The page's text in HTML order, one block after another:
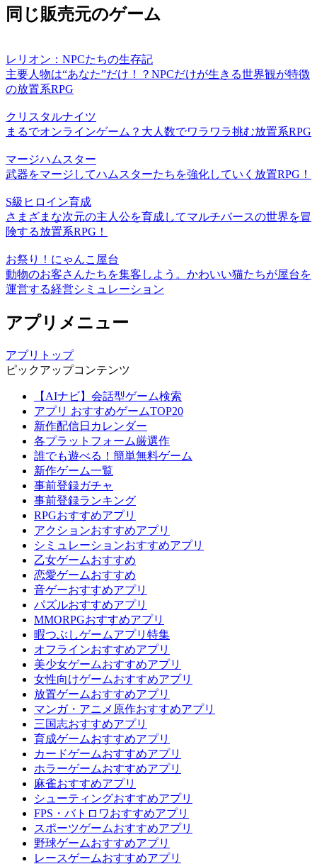
同じ販売元のゲーム
レリオン：NPCたちの生存記
主要人物は“あなた”だけ！？NPCだけが生きる世界観が特徴
の放置系RPG
クリスタルナイツ
まるでオンラインゲーム？大人数でワラワラ挑む放置系RPG
マージハムスター
武器をマージしてハムスターたちを強化していく放置RPG！
S級ヒロイン育成
さまざまな次元の主人公を育成してマルチバースの世界を冒
険する放置系RPG！
お祭り！にゃんこ屋台
動物のお客さんたちを集客しよう。かわいい猫たちが屋台を
運営する経営シミュレーション
アプリメニュー
アプリトップ
ピックアップコンテンツ
【AIナビ】会話型ゲーム検索
アプリ おすすめゲームTOP20
新作配信日カレンダー
各プラットフォーム厳選作
誰でも遊べる！簡単無料ゲーム
新作ゲーム一覧
事前登録ガチャ
事前登録ランキング
RPGおすすめアプリ
アクションおすすめアプリ
シミュレーションおすすめアプリ
乙女ゲームおすすめ
恋愛ゲームおすすめ
音ゲーおすすめアプリ
パズルおすすめアプリ
MMORPGおすすめアプリ
暇つぶしゲームアプリ特集
オフラインおすすめアプリ
美少女ゲームおすすめアプリ
女性向けゲームおすすめアプリ
放置ゲームおすすめアプリ
マンガ・アニメ原作おすすめアプリ
三国志おすすめアプリ
育成ゲームおすすめアプリ
カードゲームおすすめアプリ
ホラーゲームおすすめアプリ
麻雀おすすめアプリ
シューティングおすすめアプリ
FPS・バトロワおすすめアプリ
スポーツゲームおすすめアプリ
野球ゲームおすすめアプリ
レースゲームおすすめアプリ